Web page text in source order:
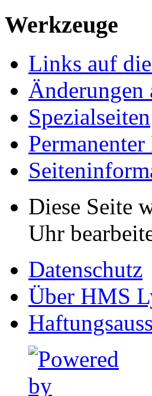
Werkzeuge
Links auf
Änderungen
Spezialseiten
Diese Seite
Uhr
Datenschutz
Über HMS